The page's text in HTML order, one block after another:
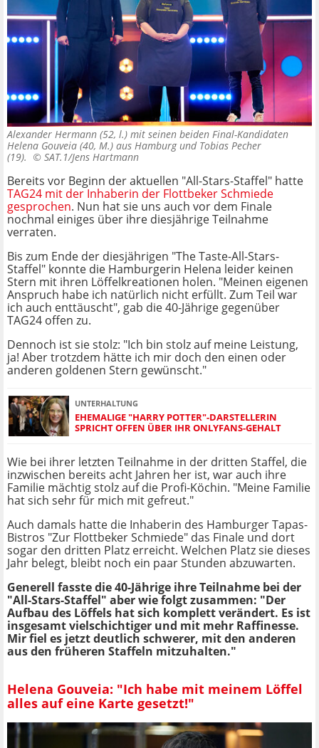
Alexander Hermann (52, l.) mit seinen beiden Final-Kandidaten
Helena Gouveia (40, M.) aus Hamburg und Tobias Pecher
(19). © SAT.1/Jens Hartmann
Bereits vor Beginn der aktuellen "All-Stars-Staffel" hatte
TAG24 mit der Inhaberin der Flottbeker Schmiede
gesprochen. Nun hat sie uns auch vor dem Finale
nochmal einiges über ihre diesjährige Teilnahme
verraten.
Bis zum Ende der diesjährigen "The Taste-All-Stars-
Staffel" konnte die Hamburgerin Helena leider keinen
Stern mit ihren Löffelkreationen holen. "Meinen eigenen
Anspruch habe ich natürlich nicht erfüllt. Zum Teil war
ich auch enttäuscht", gab die 40-Jährige gegenüber
TAG24 offen zu.
Dennoch ist sie stolz: "Ich bin stolz auf meine Leistung,
ja! Aber trotzdem hätte ich mir doch den einen oder
anderen goldenen Stern gewünscht."
UNTERHALTUNG
EHEMALIGE "HARRY POTTER"-DARSTELLERIN
SPRICHT OFFEN ÜBER IHR ONLYFANS-GEHALT
Wie bei ihrer letzten Teilnahme in der dritten Staffel, die
inzwischen bereits acht Jahren her ist, war auch ihre
Familie mächtig stolz auf die Profi-Köchin. "Meine Familie
hat sich sehr für mich mit gefreut."
Auch damals hatte die Inhaberin des Hamburger Tapas-
Bistros "Zur Flottbeker Schmiede" das Finale und dort
sogar den dritten Platz erreicht. Welchen Platz sie dieses
Jahr belegt, bleibt noch ein paar Stunden abzuwarten.
Generell fasste die 40-Jährige ihre Teilnahme bei der
"All-Stars-Staffel" aber wie folgt zusammen: "Der
Aufbau des Löffels hat sich komplett verändert. Es ist
insgesamt vielschichtiger und mit mehr Raffinesse.
Mir fiel es jetzt deutlich schwerer, mit den anderen
aus den früheren Staffeln mitzuhalten."
Helena Gouveia: "Ich habe mit meinem Löffel
alles auf eine Karte gesetzt!"